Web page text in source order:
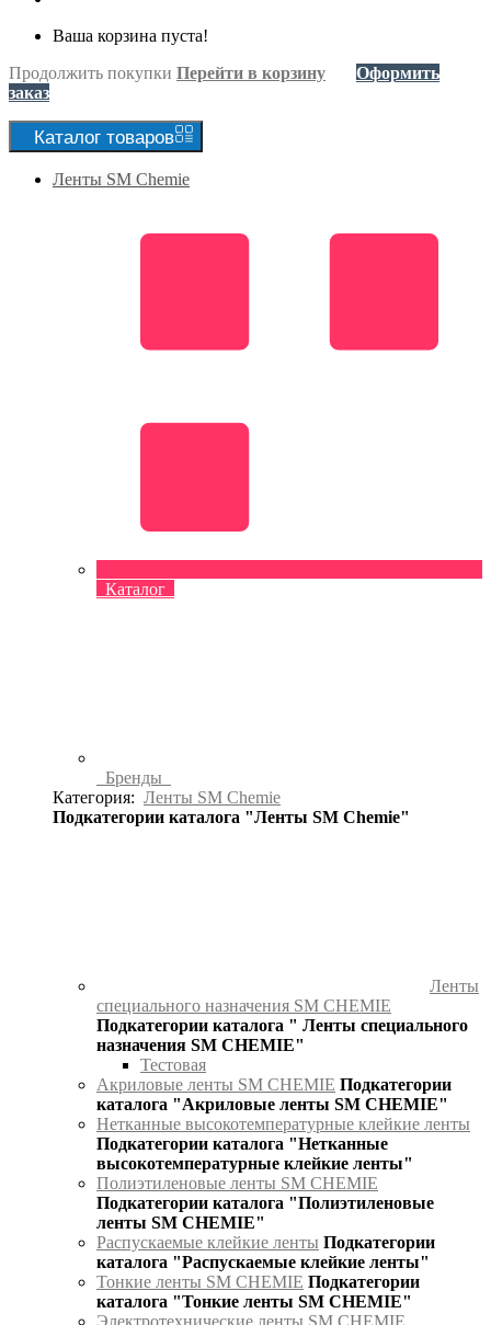
Ваша корзина пуста!
Продолжить покупки Перейти в корзину
Оформить
заказ
Каталог товаров
Ленты SM Chemie
Каталог
Бренды
Категория: Ленты SM Chemie
Подкатегории каталога "Ленты SM Chemie"
Ленты
специального назначения SM CHEMIE
Подкатегории каталога " Ленты специального
назначения SM CHEMIE"
Тестовая
Акриловые ленты SM CHEMIE Подкатегории
каталога "Акриловые ленты SM CHEMIE"
Нетканные высокотемпературные клейкие ленты
Подкатегории каталога "Нетканные
высокотемпературные клейкие ленты"
Полиэтиленовые ленты SM CHEMIE
Подкатегории каталога "Полиэтиленовые
ленты SM CHEMIE"
Распускаемые клейкие ленты Подкатегории
каталога "Распускаемые клейкие ленты"
Тонкие ленты SM CHEMIE Подкатегории
каталога "Тонкие ленты SM CHEMIE"
Электротехнические ленты SM CHEMIE